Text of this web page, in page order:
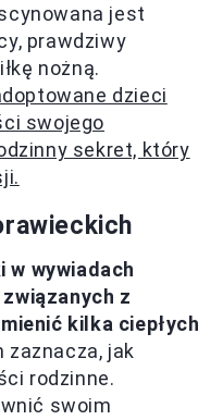
jest
prawdziwy
nożną.
dzieci
swojego
sekret, który
w wywiadach
z
kilka ciepłych
zaznacza, jak
rodzinne.
swoim